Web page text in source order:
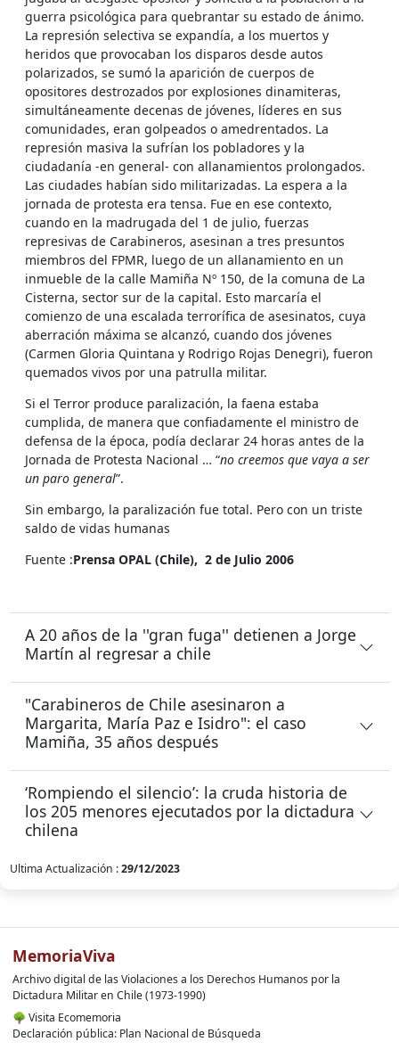
guerra psicológica para quebrantar su estado de ánimo.
La represión selectiva se expandía, a los muertos y
heridos que provocaban los disparos desde autos
polarizados, se sumó la aparición de cuerpos de
opositores destrozados por explosiones dinamiteras,
simultáneamente decenas de jóvenes, líderes en sus
comunidades, eran golpeados o amedrentados. La
represión masiva la sufrían los pobladores y la
ciudadanía -en general- con allanamientos prolongados.
Las ciudades habían sido militarizadas. La espera a la
jornada de protesta era tensa. Fue en ese contexto,
cuando en la madrugada del 1 de julio, fuerzas
represivas de Carabineros, asesinan a tres presuntos
miembros del FPMR, luego de un allanamiento en un
inmueble de la calle Mamiña Nº 150, de la comuna de La
Cisterna, sector sur de la capital. Esto marcaría el
comienzo de una escalada terrorífica de asesinatos, cuya
aberración máxima se alcanzó, cuando dos jóvenes
(Carmen Gloria Quintana y Rodrigo Rojas Denegri), fueron
quemados vivos por una patrulla militar.
Si el Terror produce paralización, la faena estaba
cumplida, de manera que confiadamente el ministro de
defensa de la época, podía declarar 24 horas antes de la
Jornada de Protesta Nacional … “no creemos que vaya a ser
un paro general”.
Sin embargo, la paralización fue total. Pero con un triste
saldo de vidas humanas
Fuente :Prensa OPAL (Chile), 2 de Julio 2006
A 20 años de la ''gran fuga'' detienen a Jorge
Martín al regresar a chile
"Carabineros de Chile asesinaron a
Margarita, María Paz e Isidro": el caso
Mamiña, 35 años después
‘Rompiendo el silencio’: la cruda historia de
los 205 menores ejecutados por la dictadura
chilena
Ultima Actualización :29/12/2023
MemoriaViva
Archivo digital de las Violaciones a los Derechos Humanos por la
Dictadura Militar en Chile (1973-1990)
🌳 Visita Ecomemoria
Declaración pública: Plan Nacional de Búsqueda